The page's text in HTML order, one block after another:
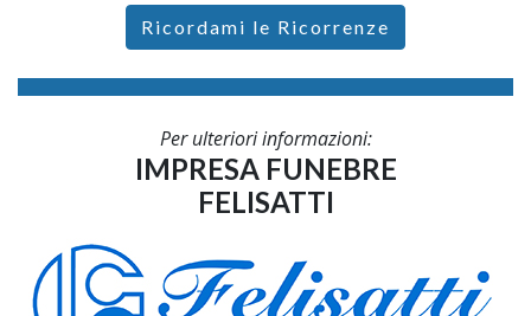
Ricordami le Ricorrenze
Per ulteriori informazioni:
IMPRESA FUNEBRE
FELISATTI